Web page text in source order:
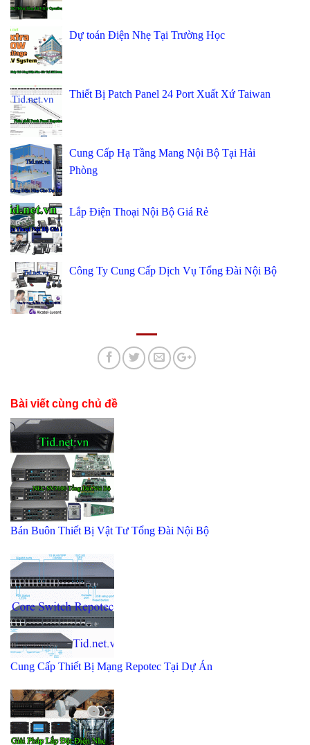
Dự toán Điện Nhẹ Tại Trường Học
Thiết Bị Patch Panel 24 Port Xuất Xứ Taiwan
Cung Cấp Hạ Tầng Mang Nội Bộ Tại Hải
Phòng
Lắp Điện Thoại Nội Bộ Giá Rẻ
Công Ty Cung Cấp Dịch Vụ Tổng Đài Nội Bộ
Bài viết cùng chủ đề
Bán Buôn Thiết Bị Vật Tư Tổng Đài Nội Bộ
Cung Cấp Thiết Bị Mạng Repotec Tại Dự Án